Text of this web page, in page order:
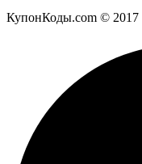
КупонКоды.com © 2017